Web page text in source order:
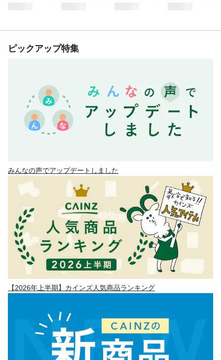
ピックアップ特集
みんなの声でアップデートしました
【2026年上半期】カインズ人気商品ランキング